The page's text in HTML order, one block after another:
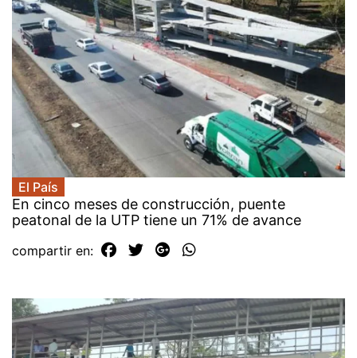
El País
En cinco meses de construcción, puente
peatonal de la UTP tiene un 71% de avance
compartir en: